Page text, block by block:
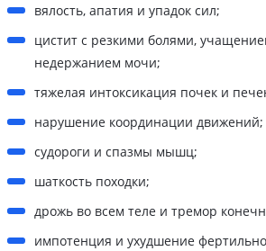
вялость, апатия и упадок сил;
цистит с резкими болями,
недержанием мочи;
тяжелая интоксикация почек и
нарушение координации движений;
судороги и спазмы мышц;
шаткость походки;
дрожь во всем теле и тремор
импотенция и ухудшение